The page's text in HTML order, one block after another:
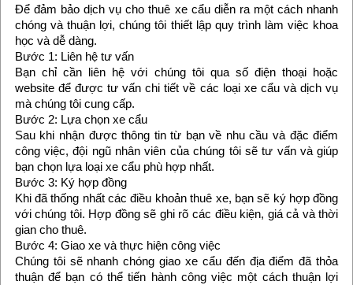
Để đảm bảo dịch vụ cho thuê xe cẩu diễn ra một cách nhanh
chóng và thuận lợi, chúng tôi thiết lập quy trình làm việc khoa
học và dễ dàng.
Bước 1: Liên hệ tư vấn
Bạn chỉ cần liên hệ với chúng tôi qua số điện thoại hoặc
website để được tư vấn chi tiết về các loại xe cẩu và dịch vụ
mà chúng tôi cung cấp.
Bước 2: Lựa chọn xe cẩu
Sau khi nhận được thông tin từ bạn về nhu cầu và đặc điểm
công việc, đội ngũ nhân viên của chúng tôi sẽ tư vấn và giúp
bạn chọn lựa loại xe cẩu phù hợp nhất.
Bước 3: Ký hợp đồng
Khi đã thống nhất các điều khoản thuê xe, bạn sẽ ký hợp đồng
với chúng tôi. Hợp đồng sẽ ghi rõ các điều kiện, giá cả và thời
gian cho thuê.
Bước 4: Giao xe và thực hiện công việc
Chúng tôi sẽ nhanh chóng giao xe cẩu đến địa điểm đã thỏa
thuận để bạn có thể tiến hành công việc một cách thuận lợi